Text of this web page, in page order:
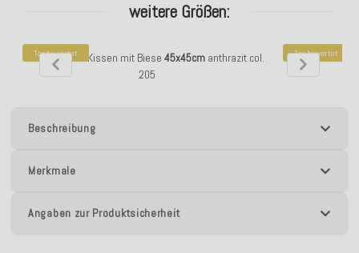
weitere Größen:
Top bewertet
H.O.C.K. Mali Kissen mit Biese 45x45cmanthrazit col.
205
Top bewertet
H.O.C.K. Mali
Beschreibung
Merkmale
Angaben zur Produktsicherheit